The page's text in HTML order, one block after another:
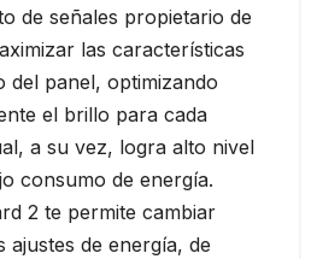
de señales propietario de
las características
del panel, optimizando
el brillo para cada
a su vez, logra alto nivel
consumo de energía.
2 te permite cambiar
ajustes de energía, de